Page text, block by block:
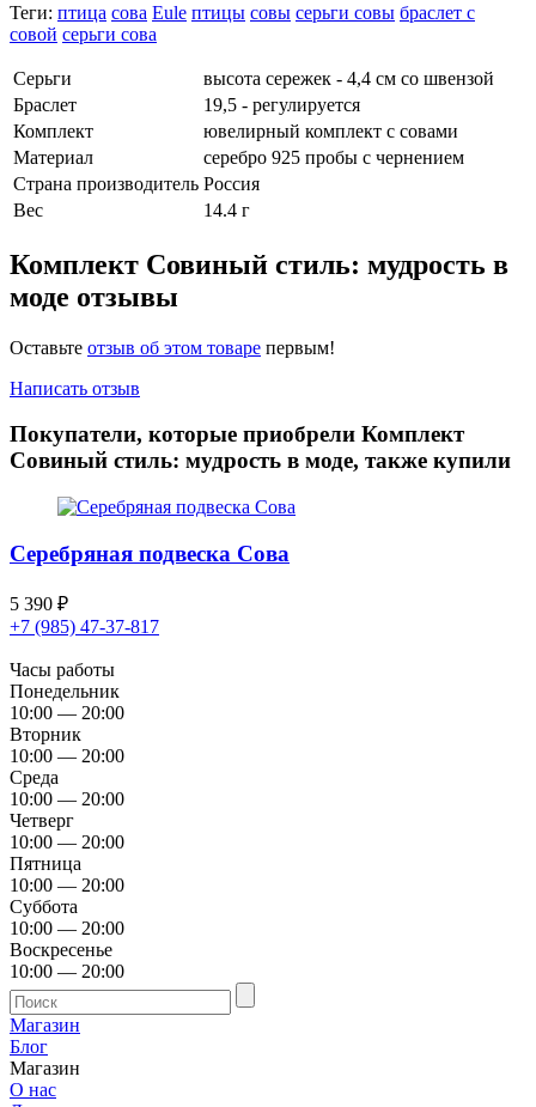
Теги: птица сова Eule птицы совы серьги совы браслет с
совой серьги сова
Серьги
высота сережек - 4,4 см со швензой
Браслет
19,5 - регулируется
Комплект
ювелирный комплект с совами
Материал
серебро 925 пробы с чернением
Страна производитель Россия
Вес
14.4 г
Комплект Совиный стиль: мудрость в
моде отзывы
Оставьте отзыв об этом товаре первым!
Написать отзыв
Покупатели, которые приобрели Комплект
Совиный стиль: мудрость в моде, также купили
Серебряная подвеска Сова
5 390 ₽
+7 (985) 47-37-817
Часы работы
Понедельник
10:00 — 20:00
Вторник
10:00 — 20:00
Среда
10:00 — 20:00
Четверг
10:00 — 20:00
Пятница
10:00 — 20:00
Суббота
10:00 — 20:00
Воскресенье
10:00 — 20:00
Магазин
Блог
Магазин
О нас